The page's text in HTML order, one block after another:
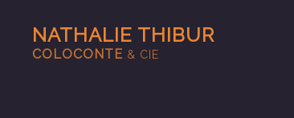
NATHALIE THIBUR
COLOCONTE & CIE